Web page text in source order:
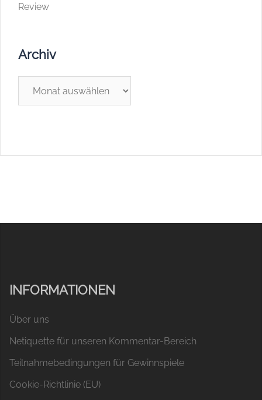
Review
Archiv
INFORMATIONEN
Über uns
Netiquette für unseren Kommentar-Bereich
Teilnahmebedingungen für Gewinnspiele
Cookie-Richtlinie (EU)